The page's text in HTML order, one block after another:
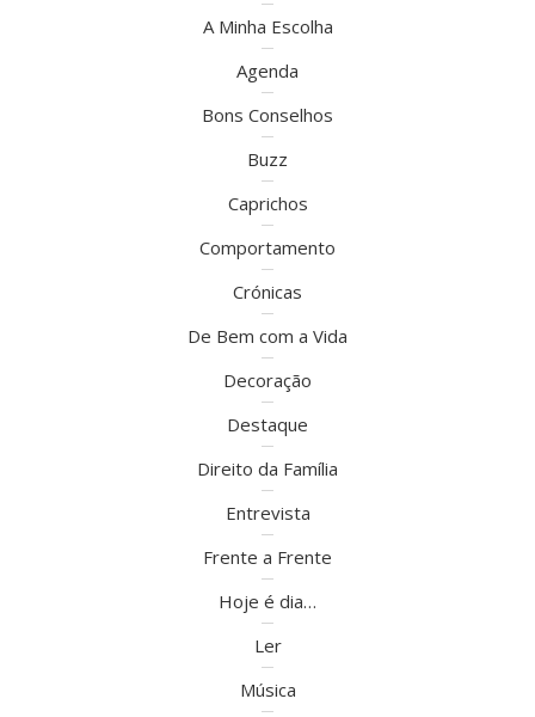
A Minha Escolha
Agenda
Bons Conselhos
Buzz
Caprichos
Comportamento
Crónicas
De Bem com a Vida
Decoração
Destaque
Direito da Família
Entrevista
Frente a Frente
Hoje é dia…
Ler
Música